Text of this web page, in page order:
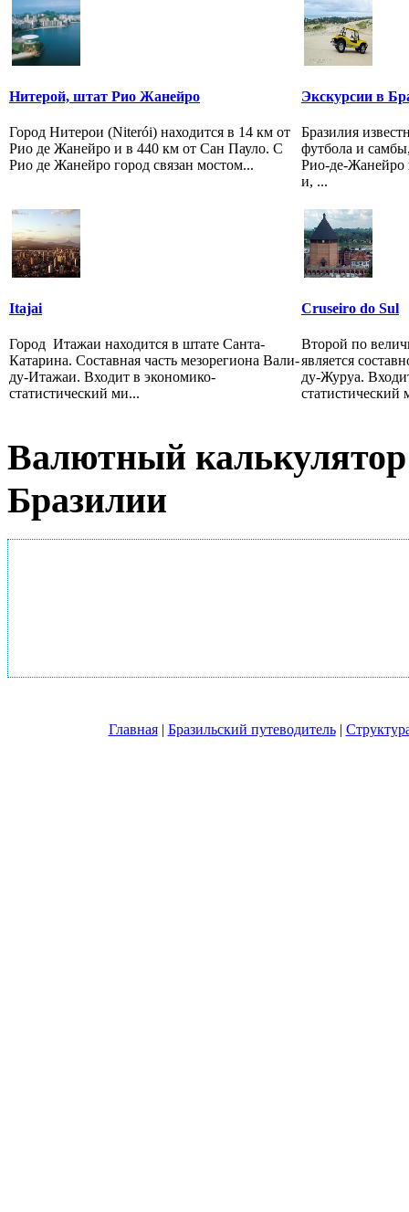
Нитерой, штат Рио Жанейро
Город Нитерои (Niterói) находится в 14 км от
Рио де Жанейро и в 440 км от Сан Пауло. С
Рио де Жанейро город связан мостом...
Экскурсии в
Бразилия
футбола и
Рио-де-Жанейро
и, ...
Itajai
Город Итажаи находится в штате Санта-
Катарина. Составная часть мезорегиона Вали-
ду-Итажаи. Входит в экономико-
статистический ми...
Cruseiro do Sul
Второй по
является
ду-Журуа.
статистический
Валютный
Бразилии
Главная| Бразильский путеводитель|